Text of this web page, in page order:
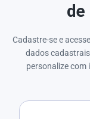
Cadastre-se e
dados
personalize